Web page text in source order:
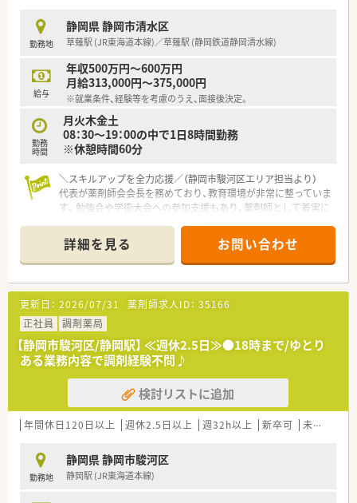
自慢の職場環境です。
【想定されるキャリアイメージ】
■店長やエリアマネージャー、支店長といった運営管理職へのキ
ャリアアップが目指せます。
■人事や教育、医療モール開発など、本部機能で専門性を発揮す
る道も用意されています。
■5年以上の勤務で独立支援制度の利用も可能で、経営者を目指
すこともできます。
■29歳で店長に昇格した場合、年収500万円程度がモデル年収と
して提示されています。
■34歳でエリアマネージャーに昇格すると年収800万円、39歳の
当で着実に収入が上がります。
勤務地
静岡県 静岡市清水区
草薙駅 (JR東海道本線)／草薙駅 (静岡鉄道静岡清水線)
給与
年収500万円～600万円
月給313,000円～375,000円
※就業条件、経験等を考慮のうえ、面接後決定。
勤務
時間
月火木金土
08：30～19：00の中で1日8時間勤務
※休憩時間60分
＼スキルアップを全力応援／（静岡市駿河区エリア担当より）
代表が薬剤師会会長を務めており、教育環境が非常に整っていま
す。勉強会や学術大会への参加支援もあり、薬剤師として着実に
＊------------------------------------------＊
【店舗情報と応需状況について】
■JR東海道本線および静岡鉄道静岡清水線の草薙駅から徒歩7
分と、通勤に便利な好立地にある調剤薬局です。
■近隣の医療機関より内科や脳神経外科の処方箋をメインに応
需し、1日あたり30枚から40枚ほどを対応します。
■現在は常勤の薬剤師が2名在籍しており、地域に密着した温か
い雰囲気のなかで日々の業務に取り組んでいます。
【法人特徴について】
■昭和45年に静岡市内で創業して以来、長きにわたって地域医
療の発展に貢献し続けてきた歴史ある法人です。
■市内にて調剤薬局を5店舗展開しており、代表は県内の薬剤師
■産前産後休暇や育児休暇の取得実績が豊富にあり、社員のワー
クライフバランスを重視する社風が魅力です。
詳細を見る お問い合わせ
更新日： 2026/07/31 薬剤師求人ID： 35166
正社員
調剤薬局
【静岡市駿河区/静岡駅】 ≪週休2.5日≫●18時まで/ゆとり
ある業務内容で調剤経験不問♪
検討リストに追加
年間休日120日以上 週休2.5日以上 週32h以上 新卒可 未経験可
勤務地
静岡県 静岡市駿河区
静岡駅 (JR東海道本線)